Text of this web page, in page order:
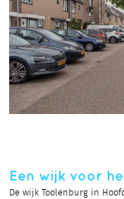
Een wijk voor
De wijk Toolenburg in